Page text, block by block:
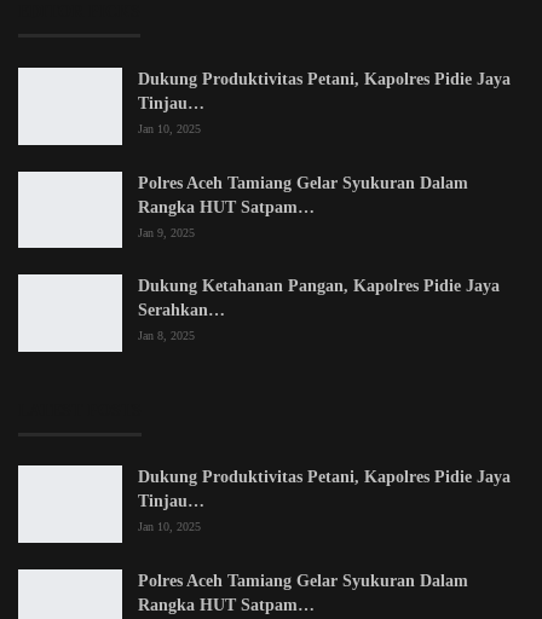
Dukung Produktivitas Petani, Kapolres Pidie Jaya
Tinjau…
Jan 10, 2025
Polres Aceh Tamiang Gelar Syukuran Dalam
Rangka HUT Satpam…
Jan 9, 2025
Dukung Ketahanan Pangan, Kapolres Pidie Jaya
Serahkan…
Jan 8, 2025
Dukung Produktivitas Petani, Kapolres Pidie Jaya
Tinjau…
Jan 10, 2025
Polres Aceh Tamiang Gelar Syukuran Dalam
Rangka HUT Satpam…